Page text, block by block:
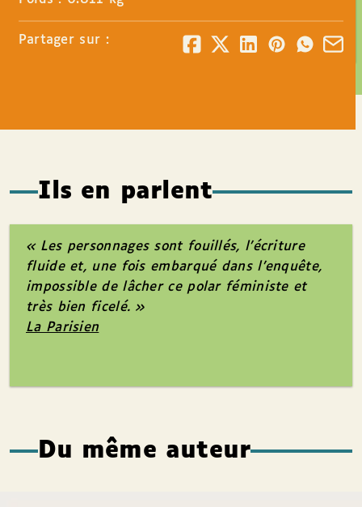
Partager sur :
Ils en parlent
« Les personnages sont fouillés, l’écriture
fluide et, une fois embarqué dans l’enquête,
impossible de lâcher ce polar féministe et
très bien ficelé. »
La Parisien
Du même auteur